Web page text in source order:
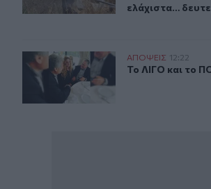
ελάχιστα…
Το ΛΙΓΟ και το ΠΟΛΥ βλάπτουν …
ΑΠΟΨΕΙΣ 12:22
Το ΛΙΓΟ και το
Το ΛΙΓΟ και το